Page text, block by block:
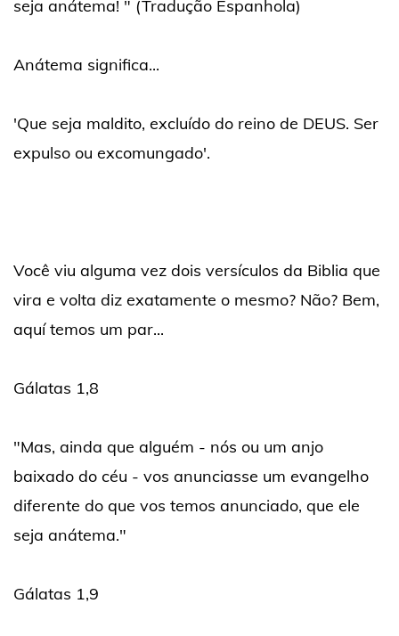
seja anátema! " (Tradução Espanhola)
Anátema significa...
'Que seja maldito, excluído do reino de DEUS. Ser
expulso ou excomungado'.
Você viu alguma vez dois versículos da Biblia que
vira e volta diz exatamente o mesmo? Não? Bem,
aquí temos um par...
Gálatas 1,8
"Mas, ainda que alguém - nós ou um anjo
baixado do céu - vos anunciasse um evangelho
diferente do que vos temos anunciado, que ele
seja anátema."
Gálatas 1,9